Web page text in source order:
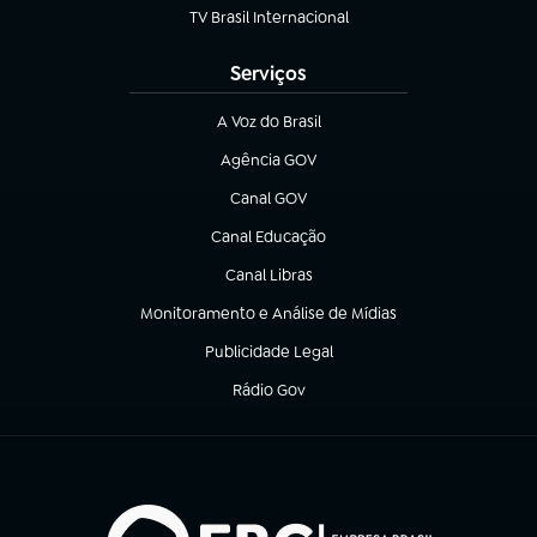
TV Brasil Internacional
(abre em nova aba)
Serviços
A Voz do Brasil
(abre em nova aba)
Agência GOV
(abre em nova aba)
Canal GOV
(abre em nova aba)
Canal Educação
(abre em nova aba)
Canal Libras
(abre em nova aba)
Monitoramento e Análise de Mídias
(abre em nova aba)
Publicidade Legal
(abre em nova aba)
Rádio Gov
(abre em nova aba)